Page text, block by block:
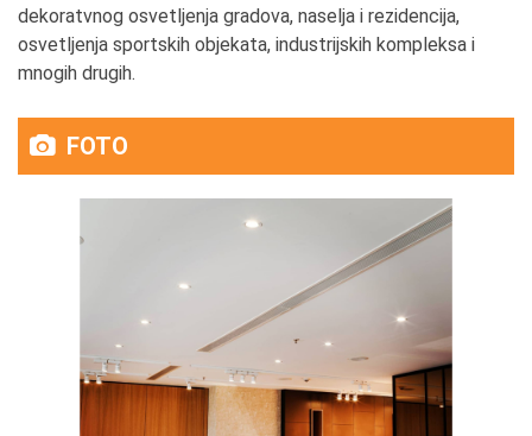
dekoratvnog osvetljenja gradova, naselja i rezidencija,
osvetljenja sportskih objekata, industrijskih kompleksa i
mnogih drugih.
FOTO